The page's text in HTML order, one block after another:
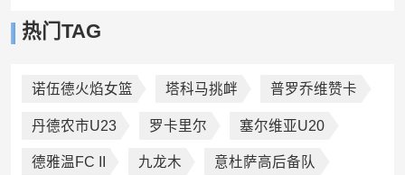
热门TAG
诺伍德火焰女篮 塔科马挑衅 普罗乔维赞卡
丹德农市U23 罗卡里尔 塞尔维亚U20
德雅温FC II 九龙木 意杜萨高后备队